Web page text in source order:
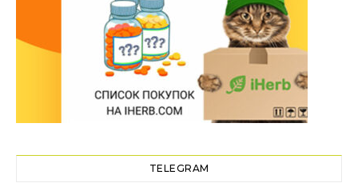
TELEGRAM